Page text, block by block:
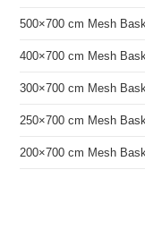
500×700 cm Mesh
400×700 cm Mesh
300×700 cm Mesh
250×700 cm Mesh
200×700 cm Mesh